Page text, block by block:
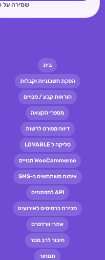
שמירה על
בית
הפקת חשבוניות וקבלות
הוראות קבע / מנויים
מספרי הקצאה
דיווח מפורט לרשות
סליקה ל LOVABLE
WooCommerce מנויים
אימות משתמשים ב-SMS
API למפתחים
מכירת כרטיסים לאירועים
אתרי וורדפרס
חיבור לרב מסר
תמחור